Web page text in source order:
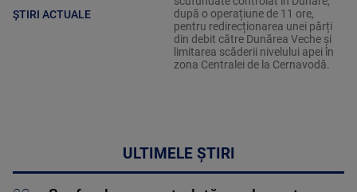
ȘTIRI ACTUALE
după o operațiune de 11 ore,
pentru redirecționarea unei părți
din debit către Dunărea Veche și
limitarea scăderii nivelului apei în
zona Centralei de la Cernavodă.
ULTIMELE ȘTIRI